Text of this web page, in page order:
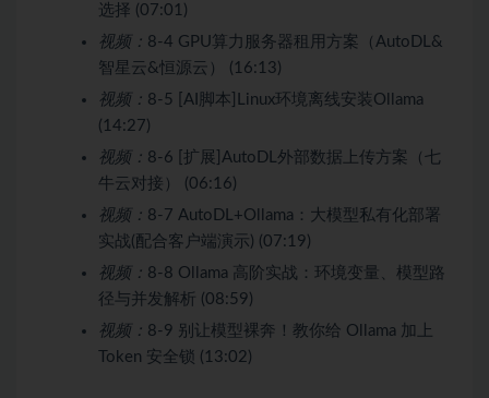
选择 (07:01)
视频： 8-4 GPU算力服务器租用方案（AutoDL&
智星云&恒源云） (16:13)
视频： 8-5 [AI脚本]Linux环境离线安装Ollama
(14:27)
视频： 8-6 [扩展]AutoDL外部数据上传方案（七
牛云对接） (06:16)
视频： 8-7 AutoDL+Ollama：大模型私有化部署
实战(配合客户端演示) (07:19)
视频： 8-8 Ollama 高阶实战：环境变量、模型路
径与并发解析 (08:59)
视频： 8-9 别让模型裸奔！教你给 Ollama 加上
Token 安全锁 (13:02)